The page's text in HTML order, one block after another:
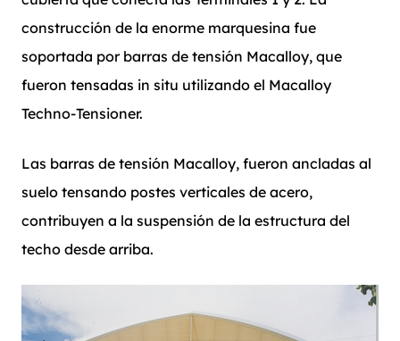
construcción de la enorme marquesina fue
soportada por barras de tensión Macalloy, que
fueron tensadas in situ utilizando el Macalloy
Techno-Tensioner.
Las barras de tensión Macalloy, fueron ancladas al
suelo tensando postes verticales de acero,
contribuyen a la suspensión de la estructura del
techo desde arriba.